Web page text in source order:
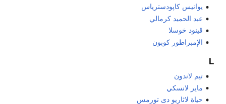
يوانيس كاپودسترياس
عبد الحميد كرمالي
ڤينود خوسلا
الإمبراطور كوبون
L
تيم لاندون
ماير لانسكي
حياة لاثاريو دى تورمس